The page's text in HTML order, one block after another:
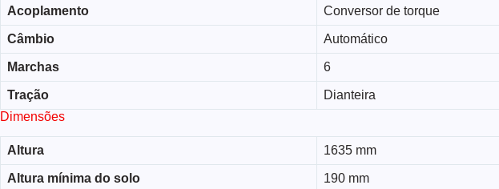
Acoplamento Conversor de torque
Câmbio Automático
Marchas 6
Tração
Dianteira
Dimensões
Altura 1635 mm
Altura mínima do solo 190 mm